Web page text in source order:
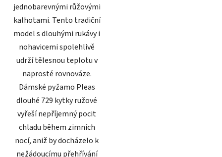
jednobarevnými růžovými
kalhotami. Tento tradiční
model s dlouhými rukávy i
nohavicemi spolehlivě
udrží tělesnou teplotu v
naprosté rovnováze.
Dámské pyžamo Pleas
dlouhé 729 kytky ružové
vyřeší nepříjemný pocit
chladu během zimních
nocí, aniž by docházelo k
nežádoucímu přehřívání